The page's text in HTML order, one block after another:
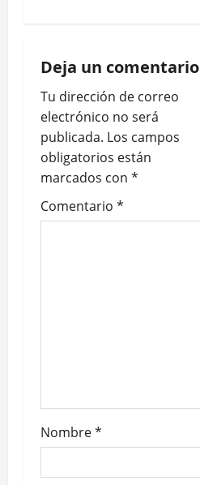
g
a
t
i
o
Deja un comentario
Tu dirección de correo
electrónico no será
publicada. Los campos
obligatorios están
marcados con *
Comentario *
Nombre*